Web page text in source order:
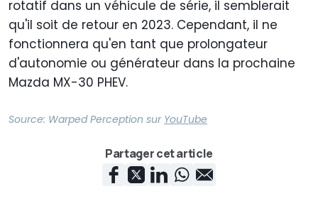
rotatif dans un véhicule de série, il semblerait
qu'il soit de retour en 2023. Cependant, il ne
fonctionnera qu'en tant que prolongateur
d'autonomie ou générateur dans la prochaine
Mazda MX-30 PHEV.
Source: Warped Perception sur YouTube
Partager cet article